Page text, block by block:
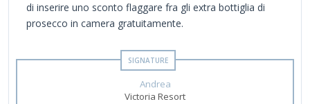
di inserire uno sconto flaggare fra gli extra bottiglia di
prosecco in camera gratuitamente.
Andrea
Victoria Resort